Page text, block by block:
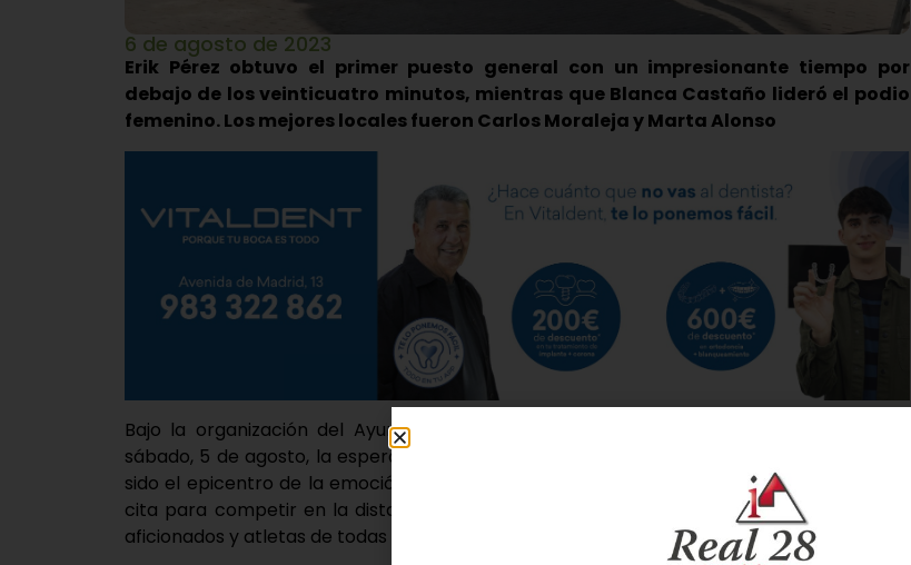
6 de agosto de 2023
Erik Pérez obtuvo el primer puesto general con un impresionante tiempo por
debajo de los veinticuatro minutos, mientras que Blanca Castaño lideró el podio
femenino. Los mejores locales fueron Carlos Moraleja y Marta Alonso
Bajo la organización del Ayuntamiento de Viana de Cega, ha tenido lugar el pasado
sábado, 5 de agosto, la esperada XIX Carrera Popular en la localidad. La Plaza Mayor ha
sido el epicentro de la emoción y el esfuerzo, donde cientos de corredores se han dado
cita para competir en la distancia de 6,7 km en un evento deportivo que ha reunido a
aficionados y atletas de todas las edades.